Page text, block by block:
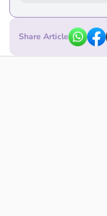
Share Article